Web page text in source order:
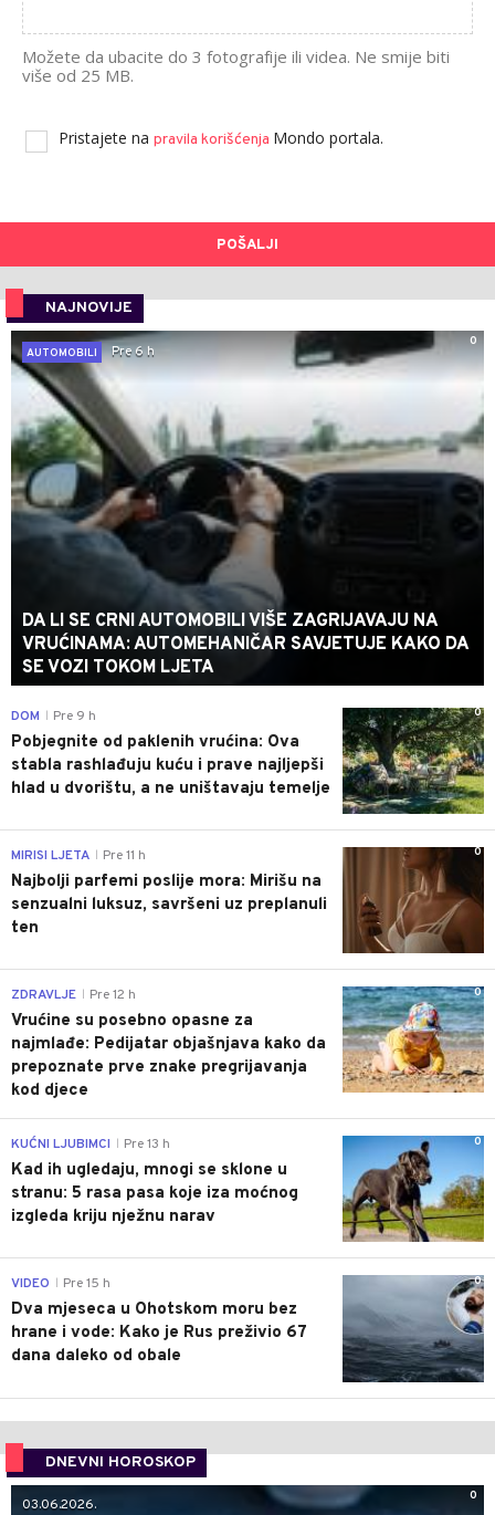
Možete da ubacite do 3 fotografije ili videa. Ne smije biti
više od 25 MB.
Pristajete na pravila korišćenja Mondo portala.
POŠALJI
NAJNOVIJE
0
AUTOMOBILI
Pre 6 h
DA LI SE CRNI AUTOMOBILI VIŠE ZAGRIJAVAJU NA
VRUĆINAMA: AUTOMEHANIČAR SAVJETUJE KAKO DA
SE VOZI TOKOM LJETA
0
DOM Pre 9 h
Pobjegnite od paklenih vrućina: Ova
stabla rashlađuju kuću i prave najljepši
hlad u dvorištu, a ne uništavaju temelje
0
MIRISI LJETA Pre 11 h
Najbolji parfemi poslije mora: Mirišu na
senzualni luksuz, savršeni uz preplanuli
ten
0
ZDRAVLJE Pre 12 h
Vrućine su posebno opasne za
najmlađe: Pedijatar objašnjava kako da
prepoznate prve znake pregrijavanja
kod djece
0
KUĆNI LJUBIMCI Pre 13 h
Kad ih ugledaju, mnogi se sklone u
stranu: 5 rasa pasa koje iza moćnog
izgleda kriju nježnu narav
0
VIDEO Pre 15 h
Dva mjeseca u Ohotskom moru bez
hrane i vode: Kako je Rus preživio 67
dana daleko od obale
DNEVNI HOROSKOP
0
03.06.2026.